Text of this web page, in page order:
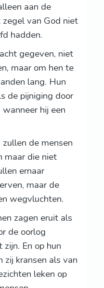
aan de
van God niet
hadden.
gegeven, niet
maar om hen te
lang. Hun
de pijniging door
wanneer hij een
de mensen
maar die niet
ernaar
maar de
wegvluchten.
zagen eruit als
de oorlog
En op hun
zij kransen als van
leken op